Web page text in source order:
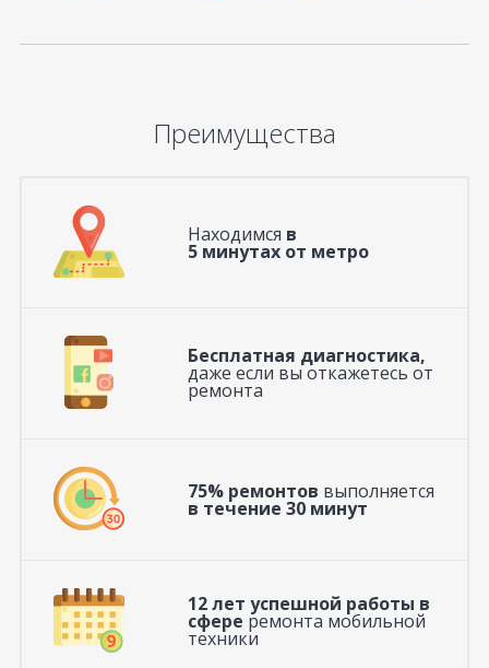
Преимущества
Находимся в
5 минутах от метро
Бесплатная диагностика,
даже если вы откажетесь от
ремонта
75% ремонтов выполняется
в течение 30 минут
12 лет успешной работы в
сфере ремонта мобильной
техники